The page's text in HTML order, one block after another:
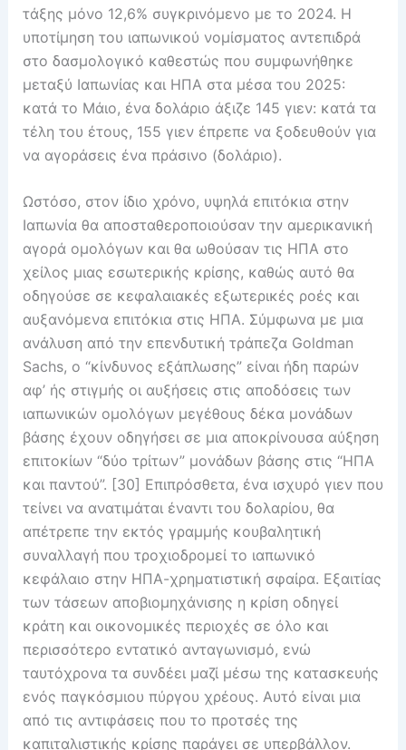
τάξης μόνο 12,6% συγκρινόμενο με το 2024. Η
υποτίμηση του ιαπωνικού νομίσματος αντεπιδρά
στο δασμολογικό καθεστώς που συμφωνήθηκε
μεταξύ Ιαπωνίας και ΗΠΑ στα μέσα του 2025:
κατά το Μάιο, ένα δολάριο άξιζε 145 γιεν: κατά τα
τέλη του έτους, 155 γιεν έπρεπε να ξοδευθούν για
να αγοράσεις ένα πράσινο (δολάριο).
Ωστόσο, στον ίδιο χρόνο, υψηλά επιτόκια στην
Ιαπωνία θα αποσταθεροποιούσαν την αμερικανική
αγορά ομολόγων και θα ωθούσαν τις ΗΠΑ στο
χείλος μιας εσωτερικής κρίσης, καθώς αυτό θα
οδηγούσε σε κεφαλαιακές εξωτερικές ροές και
αυξανόμενα επιτόκια στις ΗΠΑ. Σύμφωνα με μια
ανάλυση από την επενδυτική τράπεζα Goldman
Sachs, ο “κίνδυνος εξάπλωσης” είναι ήδη παρών
αφ’ ής στιγμής οι αυξήσεις στις αποδόσεις των
ιαπωνικών ομολόγων μεγέθους δέκα μονάδων
βάσης έχουν οδηγήσει σε μια αποκρίνουσα αύξηση
επιτοκίων “δύο τρίτων” μονάδων βάσης στις “ΗΠΑ
και παντού”. [30] Επιπρόσθετα, ένα ισχυρό γιεν που
τείνει να ανατιμάται έναντι του δολαρίου, θα
απέτρεπε την εκτός γραμμής κουβαλητική
συναλλαγή που τροχιοδρομεί το ιαπωνικό
κεφάλαιο στην ΗΠΑ-χρηματιστική σφαίρα. Εξαιτίας
των τάσεων αποβιομηχάνισης η κρίση οδηγεί
κράτη και οικονομικές περιοχές σε όλο και
περισσότερο εντατικό ανταγωνισμό, ενώ
ταυτόχρονα τα συνδέει μαζί μέσω της κατασκευής
ενός παγκόσμιου πύργου χρέους. Αυτό είναι μια
από τις αντιφάσεις που το προτσές της
καπιταλιστικής κρίσης παράγει σε υπερβάλλον.